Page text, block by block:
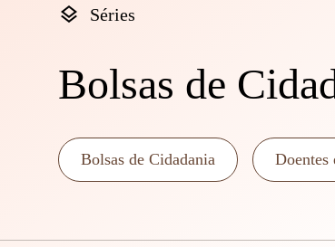
Séries
Bolsas de
Bolsas de Cidadania Doentes